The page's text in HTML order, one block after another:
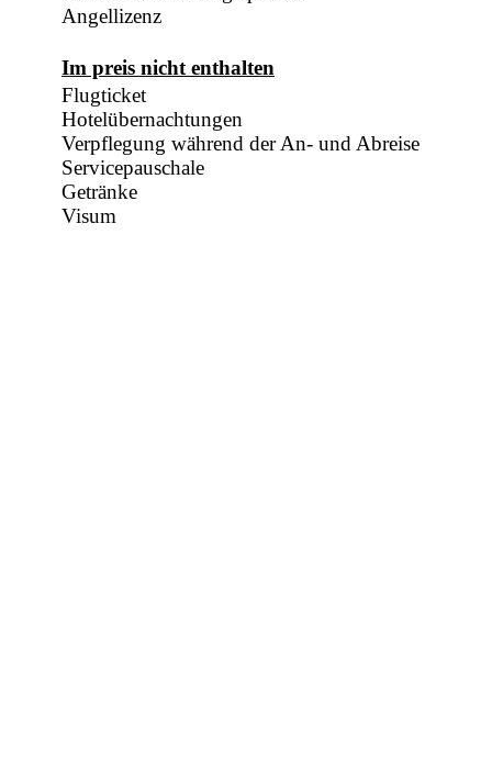
Angellizenz
Im preis nicht enthalten
Flugticket
Hotelübernachtungen
Verpflegung während der An- und Abreise
Servicepauschale
Getränke
Visum